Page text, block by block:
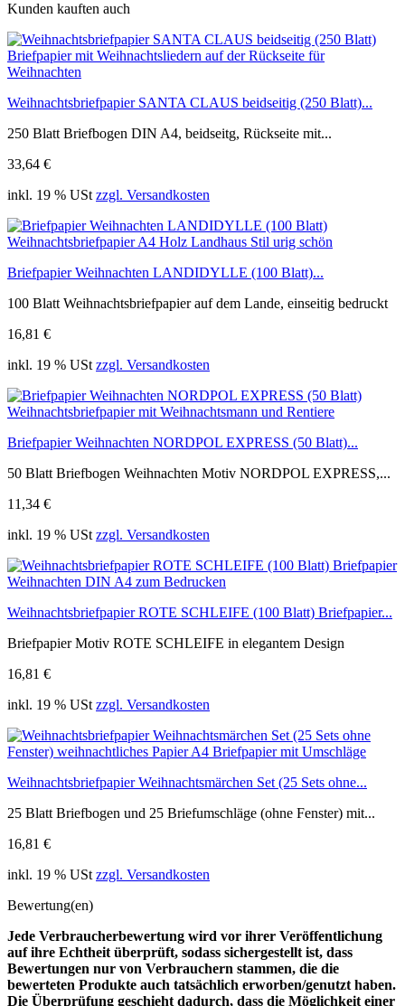
Kunden kauften auch
Weihnachtsbriefpapier SANTA CLAUS beidseitig (250 Blatt)...
250 Blatt Briefbogen DIN A4, beidseitg, Rückseite mit...
33,64 €
inkl. 19 % USt zzgl. Versandkosten
Briefpapier Weihnachten LANDIDYLLE (100 Blatt)...
100 Blatt Weihnachtsbriefpapier auf dem Lande, einseitig bedruckt
16,81 €
inkl. 19 % USt zzgl. Versandkosten
Briefpapier Weihnachten NORDPOL EXPRESS (50 Blatt)...
50 Blatt Briefbogen Weihnachten Motiv NORDPOL EXPRESS,...
11,34 €
inkl. 19 % USt zzgl. Versandkosten
Weihnachtsbriefpapier ROTE SCHLEIFE (100 Blatt) Briefpapier...
Briefpapier Motiv ROTE SCHLEIFE in elegantem Design
16,81 €
inkl. 19 % USt zzgl. Versandkosten
Weihnachtsbriefpapier Weihnachtsmärchen Set (25 Sets ohne...
25 Blatt Briefbogen und 25 Briefumschläge (ohne Fenster) mit...
16,81 €
inkl. 19 % USt zzgl. Versandkosten
Bewertung(en)
Jede Verbraucherbewertung wird vor ihrer Veröffentlichung
auf ihre Echtheit überprüft, sodass sichergestellt ist, dass
Bewertungen nur von Verbrauchern stammen, die die
bewerteten Produkte auch tatsächlich erworben/genutzt haben.
Die Überprüfung geschieht dadurch, dass die Möglichkeit einer